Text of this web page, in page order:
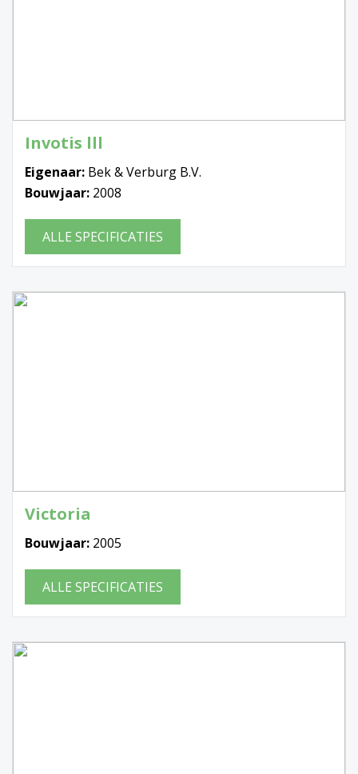
Invotis lll
Eigenaar: Bek & Verburg B.V.
Bouwjaar: 2008
ALLE SPECIFICATIES
Victoria
Bouwjaar: 2005
ALLE SPECIFICATIES